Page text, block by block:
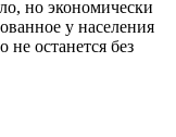
но экономически
у населения
останется без